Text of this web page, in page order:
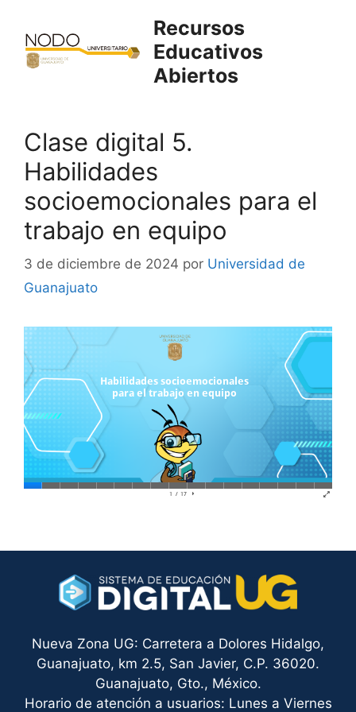
contenido
Recursos
Educativos
Abiertos
Clase digital 5.
Habilidades
socioemocionales para el
trabajo en equipo
3 de diciembre de 2024 por Universidad de
Guanajuato
Nueva Zona UG: Carretera a Dolores Hidalgo,
Guanajuato, km 2.5, San Javier, C.P. 36020.
Guanajuato, Gto., México.
Horario de atención a usuarios: Lunes a Viernes